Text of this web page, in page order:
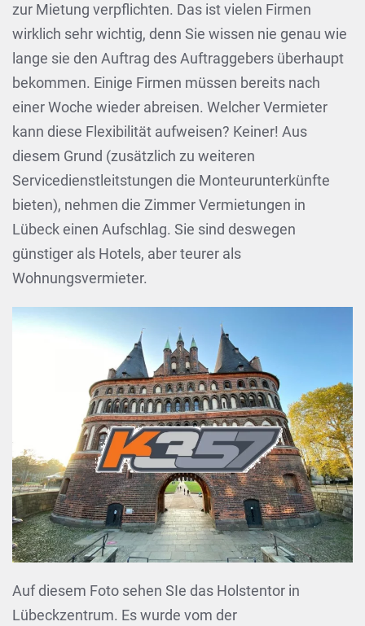
zur Mietung verpflichten. Das ist vielen Firmen
wirklich sehr wichtig, denn Sie wissen nie genau wie
lange sie den Auftrag des Auftraggebers überhaupt
bekommen. Einige Firmen müssen bereits nach
einer Woche wieder abreisen. Welcher Vermieter
kann diese Flexibilität aufweisen? Keiner! Aus
diesem Grund (zusätzlich zu weiteren
Servicedienstleitstungen die Monteurunterkünfte
bieten), nehmen die Zimmer Vermietungen in
Lübeck einen Aufschlag. Sie sind deswegen
günstiger als Hotels, aber teurer als
Wohnungsvermieter.
Auf diesem Foto sehen SIe das Holstentor in
Lübeckzentrum. Es wurde vom der